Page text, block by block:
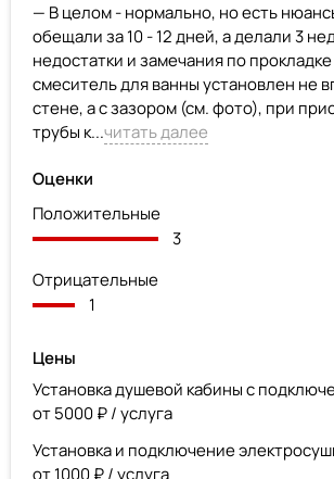
— В целом - нормально, но есть
обещали за 10 - 12 дней, а делали 3
недостатки и замечания по
смеситель для ванны установлен не
стене, а с зазором (см. фото), при
трубы к...читать далее
Оценки
Положительные
3
Отрицательные
1
Цены
Установка душевой кабины с
от 5000 ₽ / услуга
Установка и подключение
от 1000 ₽ / услуга